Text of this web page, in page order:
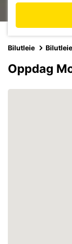
Bilutleie
Oppdag